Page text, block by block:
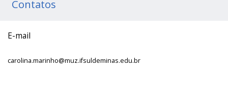
Contatos
E-mail
carolina.marinho@muz.ifsuldeminas.edu.br